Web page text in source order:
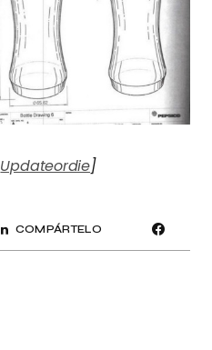
Updateordie]
COMPÁRTELO